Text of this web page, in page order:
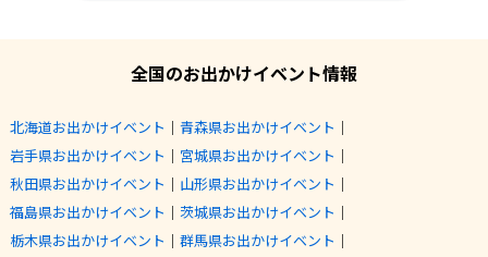
全国のお出かけイベント情報
北海道お出かけイベント ｜ 青森県お出かけイベント ｜
岩手県お出かけイベント ｜ 宮城県お出かけイベント ｜
秋田県お出かけイベント ｜ 山形県お出かけイベント ｜
福島県お出かけイベント ｜ 茨城県お出かけイベント ｜
栃木県お出かけイベント ｜ 群馬県お出かけイベント ｜